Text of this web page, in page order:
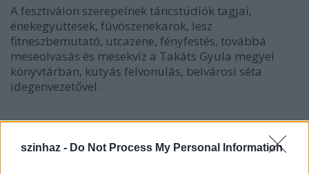
szinhaz - Do Not Process My Personal Information
A fesztiválon szerepelnek táncstúdiók tagjai,
énekegyüttesek, fúvószenekarok, lesz
fitneszbemutató, utcazene, fényfestés, továbbá
meseolvasás és mesekvíz a Takáts Gyula megyei
könyvtárban, kutyás felvonulás, belvárosi séta
idegenvezetővel.